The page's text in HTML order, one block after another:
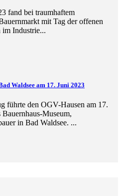
fand bei traumhaftem
mit Tag der offenen
im Industrie...
Waldsee am 17. Juni 2023
führte den OGV-Hausen am 17.
Museum,
in Bad Waldsee. ...